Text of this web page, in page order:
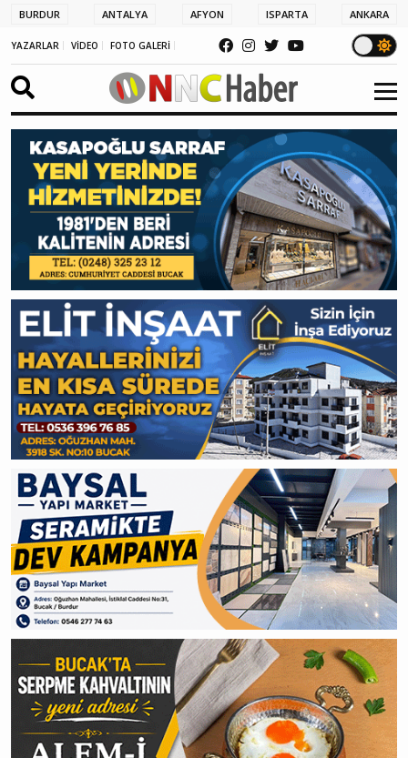
BURDUR ANTALYA AFYON ISPARTA ANKARA
YAZARLAR VİDEO FOTO GALERİ